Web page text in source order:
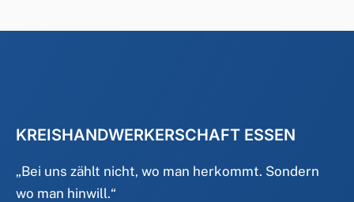
KREISHANDWERKERSCHAFT ESSEN
„Bei uns zählt nicht, wo man herkommt. Sondern
wo man hinwill.“